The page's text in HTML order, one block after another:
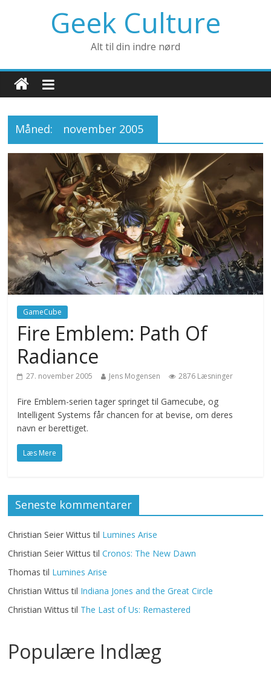
Geek Culture
Alt til din indre nørd
Måned: november 2005
GameCube
Fire Emblem: Path Of
Radiance
27. november 2005 Jens Mogensen 2876 Læsninger
Fire Emblem-serien tager springet til Gamecube, og
Intelligent Systems får chancen for at bevise, om deres
navn er berettiget.
Læs Mere
Seneste kommentarer
Christian Seier Wittus til Lumines Arise
Christian Seier Wittus tilCronos: The New Dawn
Thomas til Lumines Arise
Christian Wittus til Indiana Jones and the Great Circle
Christian Wittus til The Last of Us: Remastered
Populære Indlæg